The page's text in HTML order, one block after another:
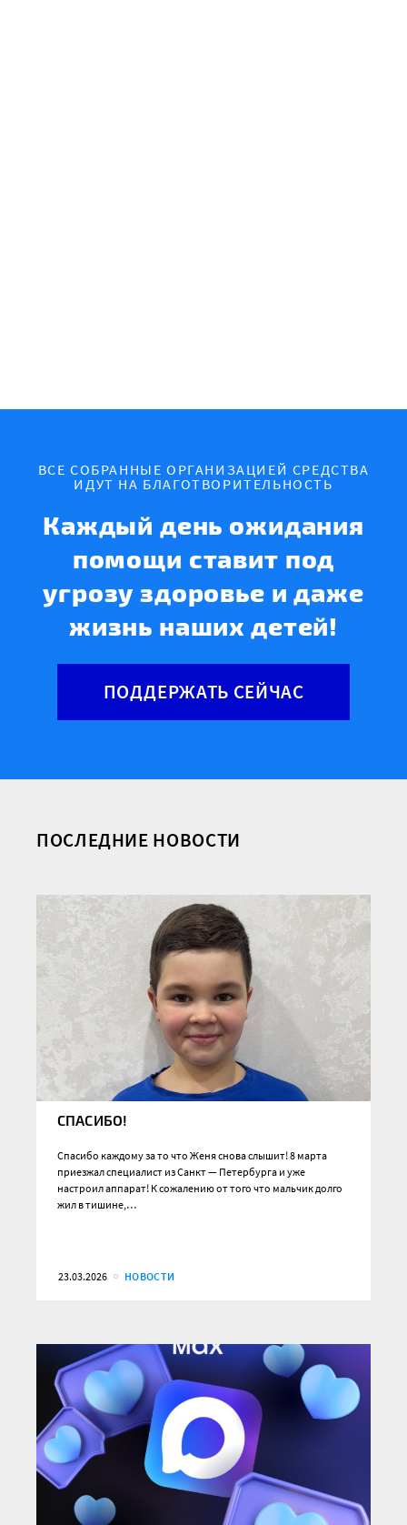
ВСЕ СОБРАННЫЕ ОРГАНИЗАЦИЕЙ СРЕДСТВА
ИДУТ НА БЛАГОТВОРИТЕЛЬНОСТЬ
Каждый день ожидания
помощи ставит под
угрозу здоровье и даже
жизнь наших детей!
ПОДДЕРЖАТЬ СЕЙЧАС
ПОСЛЕДНИЕ НОВОСТИ
СПАСИБО!
Спасибо каждому за то что Женя снова слышит! 8 марта
приезжал специалист из Санкт — Петербурга и уже
настроил аппарат! К сожалению от того что мальчик долго
жил в тишине,…
23.03.2026 НОВОСТИ